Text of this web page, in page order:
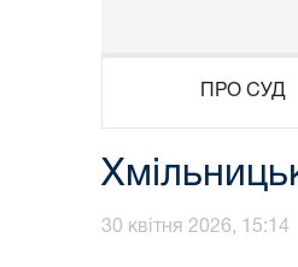
ПРО СУД
30 квітня 2026, 15:14